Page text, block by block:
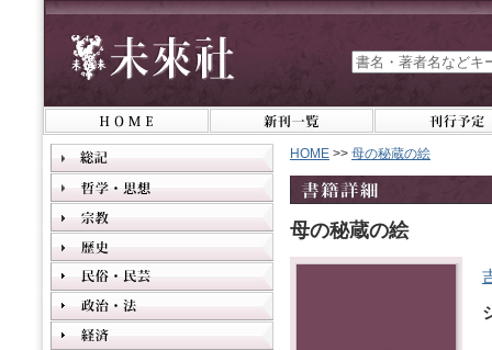
HOME >> 母の秘蔵の絵
母の秘蔵の絵